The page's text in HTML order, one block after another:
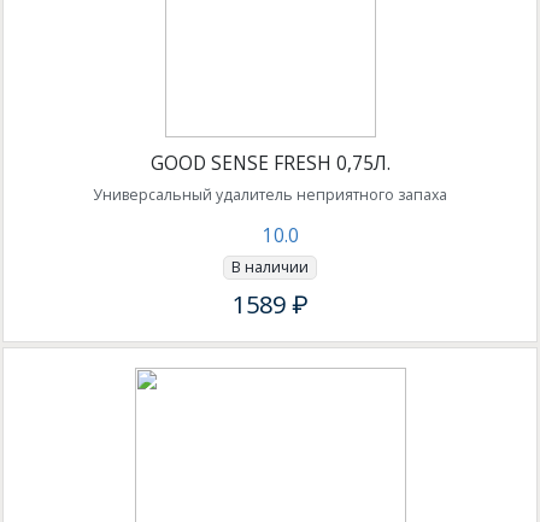
GOOD SENSE FRESH 0,75Л.
Универсальный удалитель неприятного запаха
10.0
В наличии
1589 ₽